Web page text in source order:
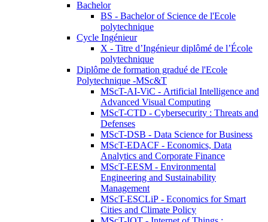
Bachelor
BS - Bachelor of Science de l'Ecole
polytechnique
Cycle Ingénieur
X - Titre d’Ingénieur diplômé de l’École
polytechnique
Diplôme de formation gradué de l'Ecole
Polytechnique -MSc&T
MScT-AI-ViC - Artificial Intelligence and
Advanced Visual Computing
MScT-CTD - Cybersecurity : Threats and
Defenses
MScT-DSB - Data Science for Business
MScT-EDACF - Economics, Data
Analytics and Corporate Finance
MScT-EESM - Environmental
Engineering and Sustainability
Management
MScT-ESCLiP - Economics for Smart
Cities and Climate Policy